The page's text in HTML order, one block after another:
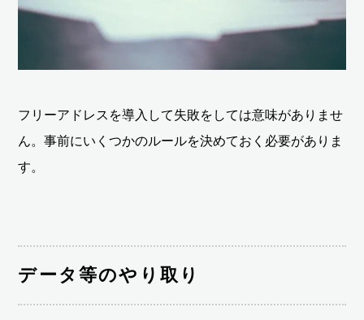
フリーアドレスを導入して失敗をしては意味がありませ
ん。事前にいくつかのルールを決めておく必要がありま
す。
データ等のやり取り